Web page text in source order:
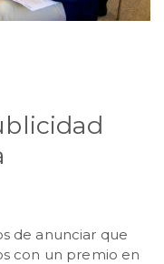
de anunciar que
con un premio en